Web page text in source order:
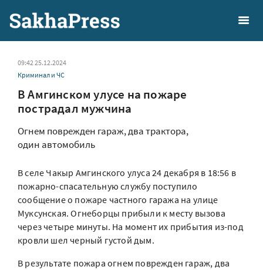
09:42 25.12.2024
Криминал и ЧС
В Амгинском улусе на пожаре
пострадал мужчина
Огнем поврежден гараж, два трактора,
один автомобиль
В селе Чакыр Амгинского улуса 24 декабря в 18:56 в
пожарно-спасательную службу поступило
сообщение о пожаре частного гаража на улице
Муксунская. Огнеборцы прибыли к месту вызова
через четыре минуты. На момент их прибытия из-под
кровли шел черный густой дым.
В результате пожара огнем поврежден гараж, два